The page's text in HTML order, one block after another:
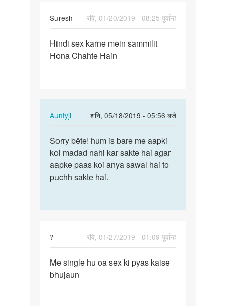
Surjeet
Suresh
रवि, 01/20/2019 - 08:25 पूर्वान्ह
Hindi
sex
Hindi sex karne mein sammilit
Hona Chahte Hain
Auntyji
शनि, 05/18/2019 - 05:56 बजे
In
to
Hindi
sex
karne
Suresh
Sorry
bête!
hum
is
Sorry bête! hum is bare me aapki
koi madad nahi kar sakte hai agar
aapke paas koi anya sawal hai to
puchh sakte hai.
?
रवि, 01/27/2019 - 01:09 पूर्वान्ह
Me
single
Me single hu oa sex ki pyas kaise
bhujaun